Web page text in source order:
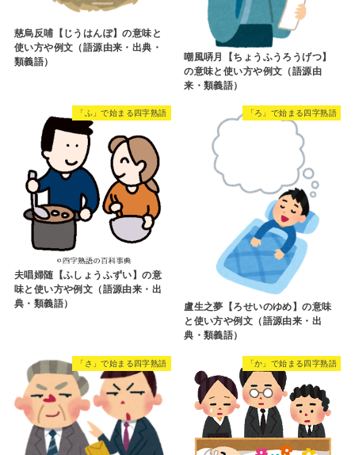
慈烏反哺【じうはんぽ】の意味と
使い方や例文（語源由来・出典・
類義語）
嘲風哢月【ちょうふうろうげつ】
の意味と使い方や例文（語源由
来・類義語）
「ふ」で始まる四字熟語
夫唱婦随【ふしょうふずい】の意
味と使い方や例文（語源由来・出
典・類義語）
「ろ」で始まる四字熟語
盧生之夢【ろせいのゆめ】の意味
と使い方や例文（語源由来・出
典・類義語）
「さ」で始まる四字熟語 「か」で始まる四字熟語